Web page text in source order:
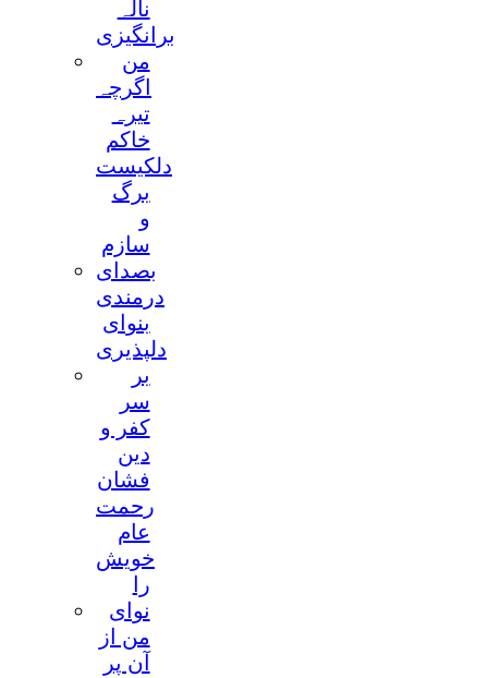
نالہ
برانگیزی
من
اگرچہ
تیرہ
خاکم
دلکیست
برگ
و
سازم
بصدای
درمندی
بنوای
دلپذیری
بر
سر
کفر و
دین
فشان
رحمت
عام
خویش
را
نوای
من از
آن پر